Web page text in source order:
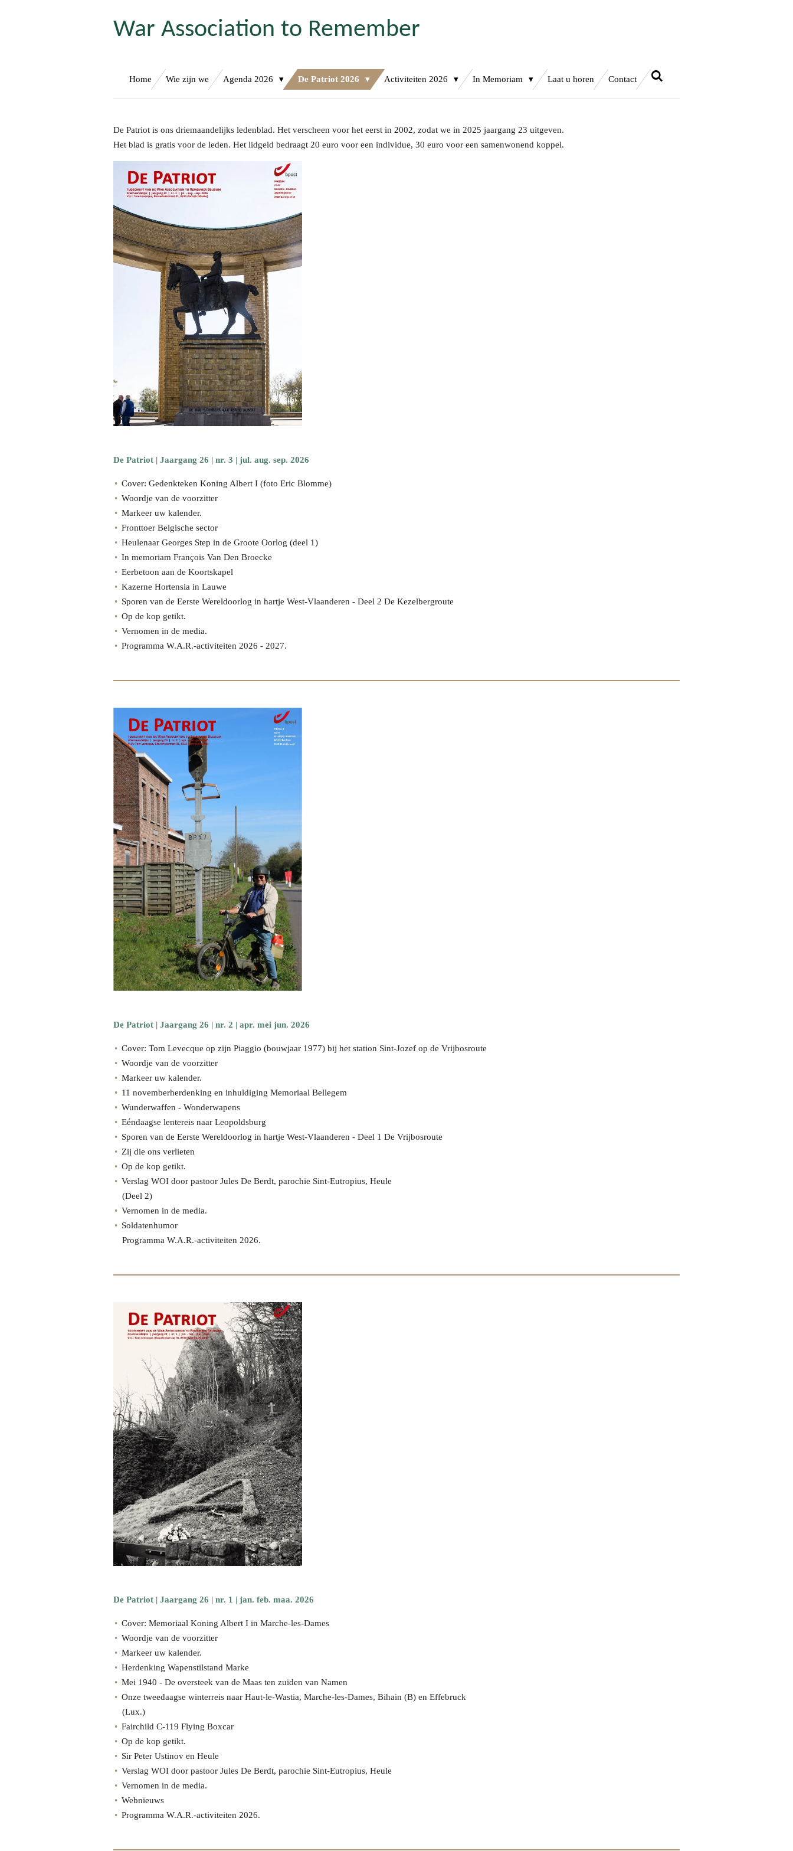
War Association to Remember
Home Wie zijn we Agenda 2026 De Patriot 2026 Activiteiten 2026 In Memoriam Laat u horen Contact
De Patriot is ons driemaandelijks ledenblad. Het verscheen voor het eerst in 2002, zodat we in 2025 jaargang 23 uitgeven.
Het blad is gratis voor de leden. Het lidgeld bedraagt 20 euro voor een individue, 30 euro voor een samenwonend koppel.
De Patriot | Jaargang 26 | nr. 3 | jul. aug. sep. 2026
Cover: Gedenkteken Koning Albert I (foto Eric Blomme)
Woordje van de voorzitter
Markeer uw kalender.
Fronttoer Belgische sector
Heulenaar Georges Step in de Groote Oorlog (deel 1)
In memoriam François Van Den Broecke
Eerbetoon aan de Koortskapel
Kazerne Hortensia in Lauwe
Sporen van de Eerste Wereldoorlog in hartje West-Vlaanderen - Deel 2 De Kezelbergroute
Op de kop getikt.
Vernomen in de media.
Programma W.A.R.-activiteiten 2026 - 2027.
De Patriot | Jaargang 26 | nr. 2 | apr. mei jun. 2026
Cover: Tom Levecque op zijn Piaggio (bouwjaar 1977) bij het station Sint-Jozef op de Vrijbosroute
Woordje van de voorzitter
Markeer uw kalender.
11 novemberherdenking en inhuldiging Memoriaal Bellegem
Wunderwaffen - Wonderwapens
Eéndaagse lentereis naar Leopoldsburg
Sporen van de Eerste Wereldoorlog in hartje West-Vlaanderen - Deel 1 De Vrijbosroute
Zij die ons verlieten
Op de kop getikt.
Verslag WOI door pastoor Jules De Berdt, parochie Sint-Eutropius, Heule
(Deel 2)
Vernomen in de media.
Soldatenhumor
Programma W.A.R.-activiteiten 2026.
De Patriot | Jaargang 26 | nr. 1 | jan. feb. maa. 2026
Cover: Memoriaal Koning Albert I in Marche-les-Dames
Woordje van de voorzitter
Markeer uw kalender.
Herdenking Wapenstilstand Marke
Mei 1940 - De oversteek van de Maas ten zuiden van Namen
Onze tweedaagse winterreis naar Haut-le-Wastia, Marche-les-Dames, Bihain (B) en Effebruck
(Lux.)
Fairchild C-119 Flying Boxcar
Op de kop getikt.
Sir Peter Ustinov en Heule
Verslag WOI door pastoor Jules De Berdt, parochie Sint-Eutropius, Heule
Vernomen in de media.
Webnieuws
Programma W.A.R.-activiteiten 2026.